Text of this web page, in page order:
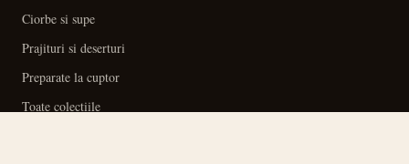
Ciorbe si supe
Prajituri si deserturi
Preparate la cuptor
Toate colectiile